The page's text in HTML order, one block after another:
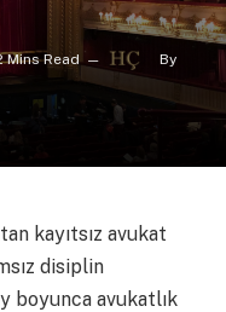
Mins Read By
kayıtsız avukat
disiplin
boyunca avukatlık